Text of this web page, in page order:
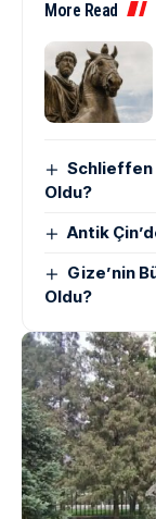
More Read
Schlieffen
Oldu?
Antik
Gize’nin
Oldu?